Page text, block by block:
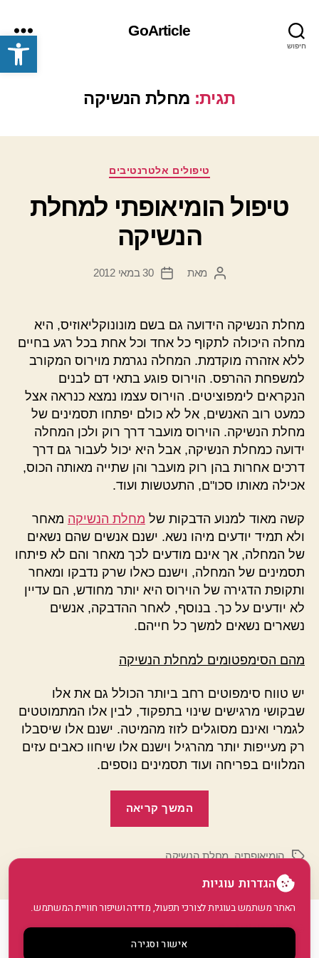
פתח סרגל נגישות חיפוש
GoArticle
תפריט
תגית: מחלת הנשיקה
קטגוריות
טיפולים אלטרנטיבים
טיפול הומיאופתי למחלת
הנשיקה
המחבר
מאת
תאריך
30 במאי 2012
מחלת הנשיקה הידועה גם בשם מונונוקליאוזיס, היא
מחלה היכולה לתקוף כל אחד וכל אחת בכל רגע בחיים
ללא אזהרה מוקדמת. המחלה נגרמת מוירוס המקורב
למשפחת ההרפס. הוירוס פוגע בתאי דם לבנים
הנקראים לימפוציטים. הוירוס עצמו נמצא כנראה אצל
כמעט רוב האנשים, אל לא כולם יפתחו תסמינים של
מחלת הנשיקה. הוירוס מועבר דרך רוק ולכן המחלה
ידועה כמחלת הנשיקה, אבל היא יכול לעבור גם דרך
דרכים אחרות בהן רוק מועבר והן שתייה מאותה הכוס,
אכילה מאותו סכו"ם, התעטשות ועוד.
קשה מאוד למנוע הדבקות של מחלת הנשיקה מאחר
ולא תמיד יודעים מיהו נשא. ישנם אנשים שהם נשאים
של המחלה, אך אינם מודעים לכך מאחר והם לא פיתחו
תסמינים של המחלה, וישנם כאלו שרק נדבקו ומאחר
ותקופת הדגירה של הוירוס היא יותר מחודש, הם עדיין
לא יודעים על כך. בנוסף, לאחר ההדבקה, אנשים
נשארים נשאים למשך כל חייהם.
מהם הסימפטומים למחלת הנשיקה
יש טווח סימפוטים רחב ביותר הכולל גם את אלו
שבקושי מרגישים שינוי בתפקוד, לבין אלו המתמוטטים
לגמרי ואינם מסוגלים לזוז מהמיטה. ישנם אלו שיסבלו
רק מעייפות יותר מהרגיל וישנם אלו שיחוו כאבים עזים
המלווים בפריחה ועוד תסמינים נוספים.
המשך קריאה
הנשיקה"
תגיותהומיאופתיה,מחלת הנשיקה
© 2026
GoArticle
מדיניות פרטיות
למעלה
הגדרות עוגיות
האתר משתמש בעוגיות לצורכי תפעול, מדידה ושיפור חוויית המשתמש.
אישור וסגירה